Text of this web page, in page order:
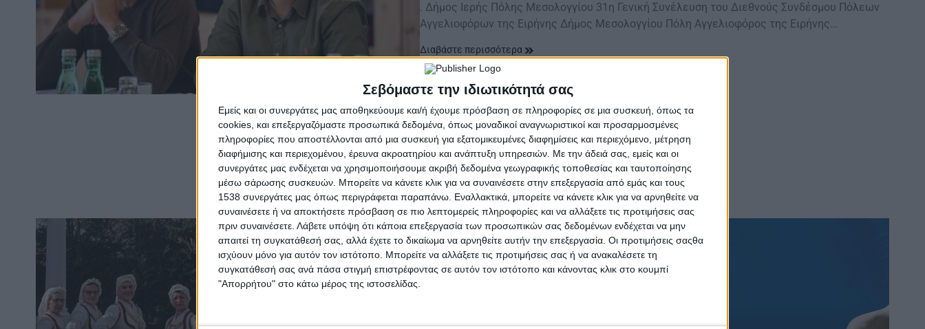
Σεβόμαστε την ιδιωτικότητά σας
Εμείς και οι συνεργάτες μας αποθηκεύουμε και/ή έχουμε πρόσβαση σε πληροφορίες σε μια συσκευή, όπως τα
cookies, και επεξεργαζόμαστε προσωπικά δεδομένα, όπως μοναδικοί αναγνωριστικοί και προσαρμοσμένες
πληροφορίες που αποστέλλονται από μια συσκευή για εξατομικευμένες διαφημίσεις και περιεχόμενο, μέτρηση
διαφήμισης και περιεχομένου, έρευνα ακροατηρίου και ανάπτυξη υπηρεσιών. Με την άδειά σας, εμείς και οι
συνεργάτες μας ενδέχεται να χρησιμοποιήσουμε ακριβή δεδομένα γεωγραφικής τοποθεσίας και ταυτοποίησης
μέσω σάρωσης συσκευών. Μπορείτε να κάνετε κλικ για να συναινέσετε στην επεξεργασία από εμάς και τους
1538 συνεργάτες μας όπως περιγράφεται παραπάνω. Εναλλακτικά, μπορείτε να κάνετε κλικ για να αρνηθείτε να
συναινέσετε ή να αποκτήσετε πρόσβαση σε πιο λεπτομερείς πληροφορίες και να αλλάξετε τις προτιμήσεις σας
πριν συναινέσετε. Λάβετε υπόψη ότι κάποια επεξεργασία των προσωπικών σας δεδομένων ενδέχεται να μην
απαιτεί τη συγκατάθεσή σας, αλλά έχετε το δικαίωμα να αρνηθείτε αυτήν την επεξεργασία. Οι προτιμήσεις σαςθα
ισχύουν μόνο για αυτόν τον ιστότοπο. Μπορείτε να αλλάξετε τις προτιμήσεις σας ή να ανακαλέσετε τη
συγκατάθεσή σας ανά πάσα στιγμή επιστρέφοντας σε αυτόν τον ιστότοπο και κάνοντας κλικ στο κουμπί
"Απορρήτου" στο κάτω μέρος της ιστοσελίδας.
. Δήμος Ιερής Πόλης Μεσολογγίου 31η Γενική Συνέλευση του Διεθνούς Συνδέσμου Πόλεων
Αγγελιοφόρων της Ειρήνης Δήμος Μεσολογγίου Πόλη Αγγελιοφόρος της Ειρήνης…
Διαβάστε περισσότερα